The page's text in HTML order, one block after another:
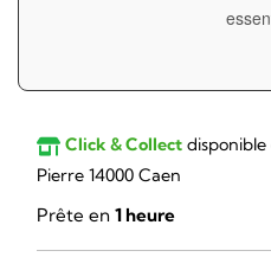
Click & Collect disponible
Pierre 14000 Caen
Prête en 1 heure